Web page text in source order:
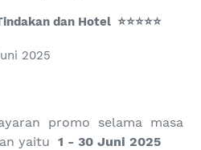
dan Hotel ⭐⭐⭐⭐⭐
2025
promo selama masa
yaitu 1 - 30 Juni 2025